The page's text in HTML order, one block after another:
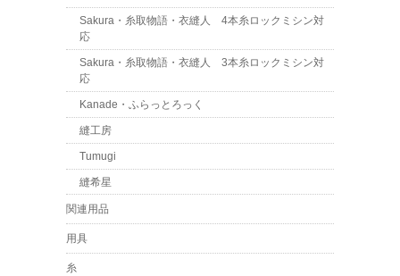
Sakura・糸取物語・衣縫人 4本糸ロックミシン対
応
Sakura・糸取物語・衣縫人 3本糸ロックミシン対
応
Kanade・ふらっとろっく
縫工房
Tumugi
縫希星
関連用品
用具
糸